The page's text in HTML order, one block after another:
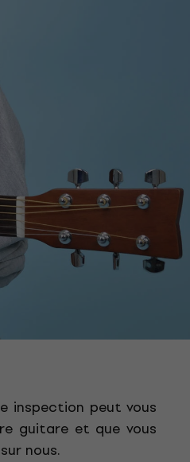
inspection peut vous
guitare et que vous
nous.